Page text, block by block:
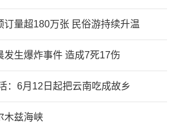
订量超180万张 民俗游持续升温
发生爆炸事件 造成7死17伤
：6月12日起把云南吃成故乡
木兹海峡